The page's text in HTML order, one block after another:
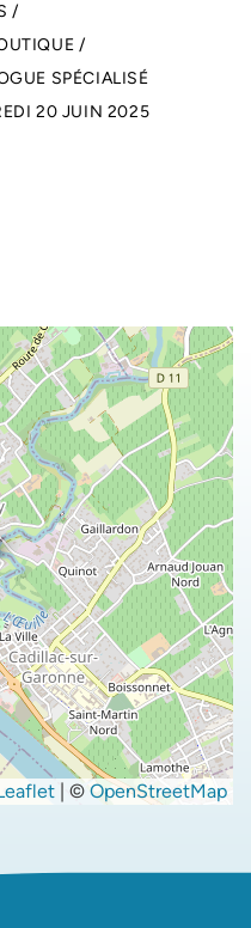
/
/
SPÉCIALISÉ
20 JUIN 2025
| © OpenStreetMap